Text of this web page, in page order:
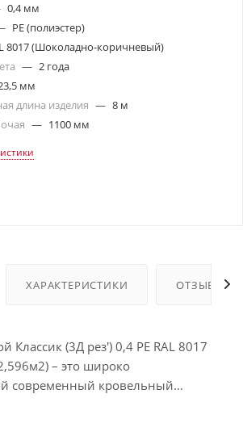
0,4 мм
PE (полиэстер)
8017 (Шоколадно-коричневый)
— 2 года
мм
длина изделия — 8 м
— 1100 мм
ХАРАКТЕРИСТИКИ ОТЗЫВЫ
Классик (3Д рез') 0,4 PE RAL 8017
– это широко
современный кровельный
И всё благодаря доступной